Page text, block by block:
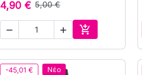
4,90 € 5,00 €
  
Αγορά
-45,01 € Νέο